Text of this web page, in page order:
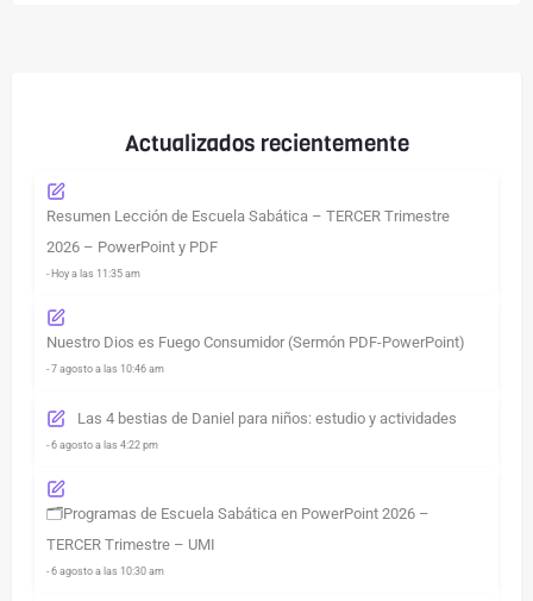
Actualizados recientemente
Resumen Lección de Escuela Sabática – TERCER Trimestre
2026 – PowerPoint y PDF
- Hoy a las 11:35 am
Nuestro Dios es Fuego Consumidor (Sermón PDF-PowerPoint)
- 7 agosto a las 10:46 am
Las 4 bestias de Daniel para niños: estudio y actividades
- 6 agosto a las 4:22 pm
🗂️Programas de Escuela Sabática en PowerPoint 2026 –
TERCER Trimestre – UMI
- 6 agosto a las 10:30 am